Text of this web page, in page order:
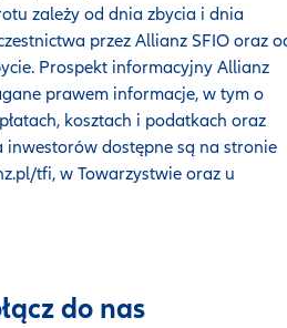
zależy od dnia zbycia i dnia
przez Allianz SFIO oraz
Prospekt informacyjny Allianz
prawem informacje, w tym o
kosztach i podatkach oraz
inwestorów dostępne są na stronie
tfi, w Towarzystwie oraz u
do nas